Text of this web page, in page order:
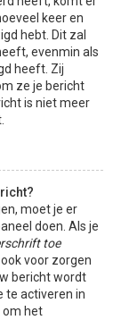
keer en
hebt. Dit zal
evenmin als
heeft. Zij
ze je bericht
is niet meer
moet je er
doen. Als je
toe
voor zorgen
bericht wordt
te activeren in
om het